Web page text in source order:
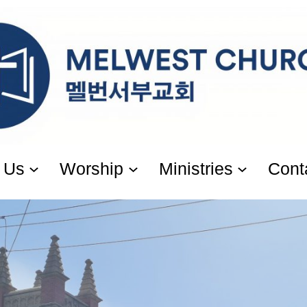
Worship Ministries